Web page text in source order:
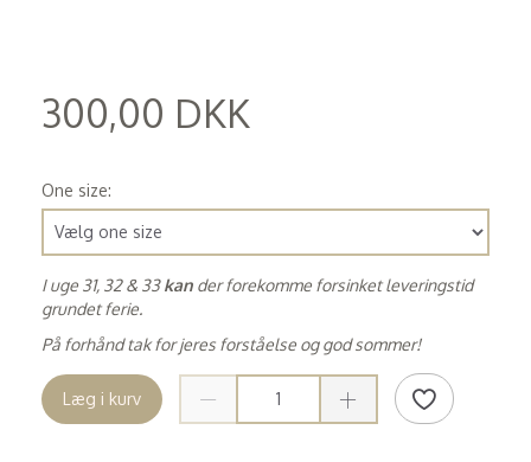
300,00 DKK
One size:
I uge 31, 32 & 33kan der forekomme forsinket leveringstid
grundet ferie.
På forhånd tak for jeres forståelse og god sommer!
Læg i kurv